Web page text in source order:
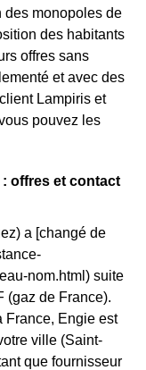
des monopoles de
des habitants
offres sans
et avec des
Lampiris et
pouvez les
: offres et contact
a [changé de
nom.html) suite
(gaz de France).
France, Engie est
ville (Saint-
que fournisseur